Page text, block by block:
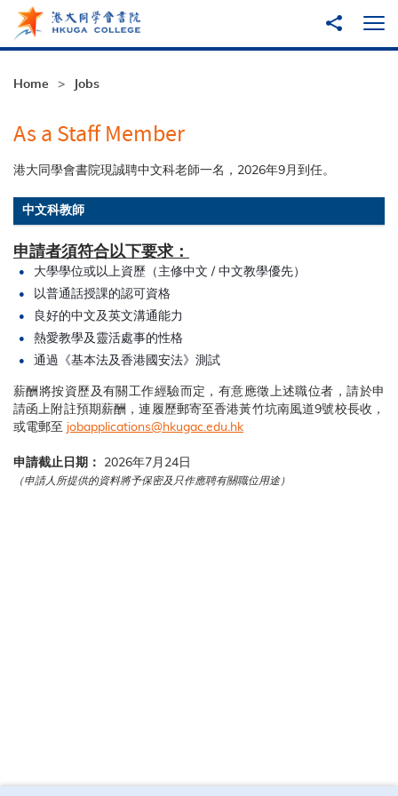
Skip to main content
Share to
Home Jobs
As a Staff Member
港大同學會書院現誠聘中文科老師一名，2026年9月到任。
中文科教師
申請者須符合以下要求：
大學學位或以上資歷（主修中文 / 中文教學優先）
以普通話授課的認可資格
良好的中文及英文溝通能力
熱愛教學及靈活處事的性格
通過《基本法及香港國安法》測試
薪酬將按資歷及有關工作經驗而定，有意應徵上述職位者，請於申
請函上附註預期薪酬，連履歷郵寄至香港黃竹坑南風道9號校長收，
或電郵至 jobapplications@hkugac.edu.hk
申請截止日期： 2026年7月24日
（申請人所提供的資料將予保密及只作應聘有關職位用途）